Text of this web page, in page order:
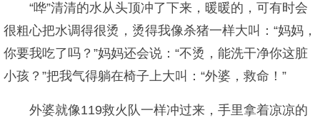
“哗”清清的水从头顶冲了下来，暖暖的，可有时会
很粗心把水调得很烫，烫得我像杀猪一样大叫：“妈妈，
你要我吃了吗？”妈妈还会说：“不烫，能洗干净你这脏
小孩？”把我气得躺在椅子上大叫：“外婆，救命！”
外婆就像119救火队一样冲过来，手里拿着凉凉的